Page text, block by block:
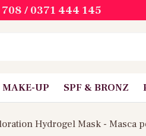
708 / 0371 444 145
MAKE-UP SPF & BRONZ